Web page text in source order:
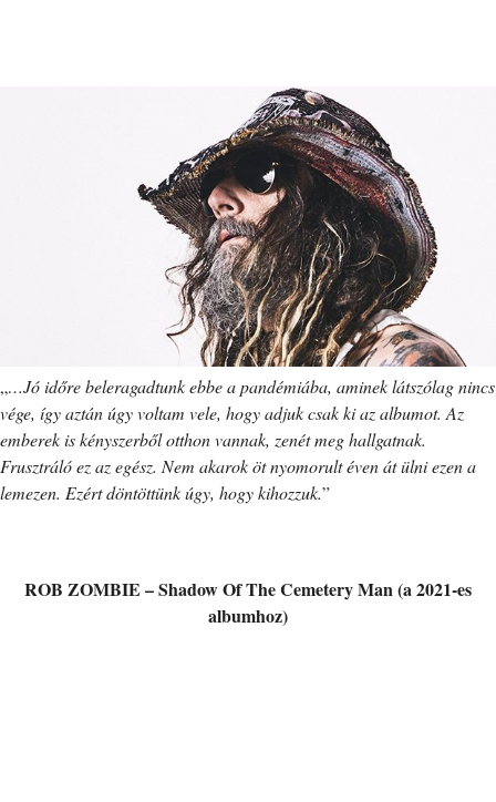
„…Jó időre beleragadtunk ebbe a pandémiába, aminek látszólag nincs
vége, így aztán úgy voltam vele, hogy adjuk csak ki az albumot. Az
emberek is kényszerből otthon vannak, zenét meg hallgatnak.
Frusztráló ez az egész. Nem akarok öt nyomorult éven át ülni ezen a
lemezen. Ezért döntöttünk úgy, hogy kihozzuk.”
ROB ZOMBIE – Shadow Of The Cemetery Man (a 2021-es
albumhoz)